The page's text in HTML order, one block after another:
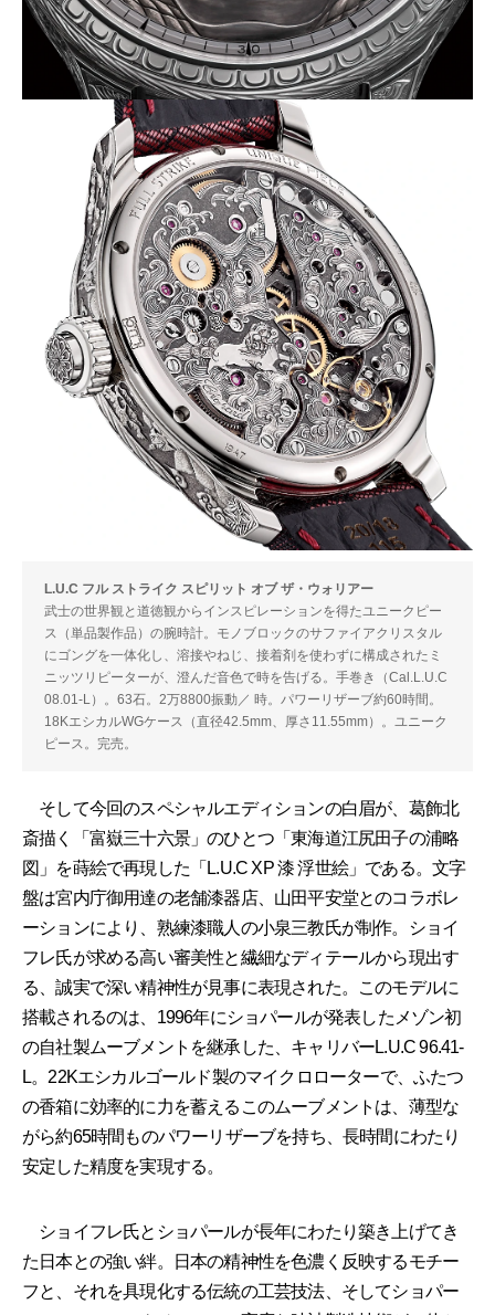
L.U.C フル ストライク スピリット オブ ザ・ウォリアー
武士の世界観と道徳観からインスピレーションを得たユニークピー
ス（単品製作品）の腕時計。モノブロックのサファイアクリスタル
にゴングを一体化し、溶接やねじ、接着剤を使わずに構成されたミ
ニッツリピーターが、澄んだ音色で時を告げる。手巻き（Cal.L.U.C
08.01-L）。63石。2万8800振動／ 時。パワーリザーブ約60時間。
18KエシカルWGケース（直径42.5mm、厚さ11.55mm）。ユニーク
ピース。完売。
そして今回のスペシャルエディションの白眉が、葛飾北
斎描く「富嶽三十六景」のひとつ「東海道江尻田子の浦略
図」を蒔絵で再現した「L.U.C XP 漆 浮世絵」である。文字
盤は宮内庁御用達の老舗漆器店、山田平安堂とのコラボレ
ーションにより、熟練漆職人の小泉三教氏が制作。ショイ
フレ氏が求める高い審美性と繊細なディテールから現出す
る、誠実で深い精神性が見事に表現された。このモデルに
搭載されるのは、1996年にショパールが発表したメゾン初
の自社製ムーブメントを継承した、キャリバーL.U.C 96.41-
L。22Kエシカルゴールド製のマイクロローターで、ふたつ
の香箱に効率的に力を蓄えるこのムーブメントは、薄型な
がら約65時間ものパワーリザーブを持ち、長時間にわたり
安定した精度を実現する。
ショイフレ氏とショパールが長年にわたり築き上げてき
た日本との強い絆。日本の精神性を色濃く反映するモチー
フと、それを具現化する伝統の工芸技法、そしてショパー